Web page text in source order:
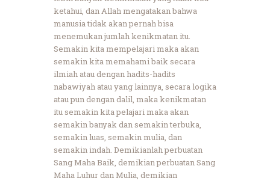
ketahui, dan Allah mengatakan bahwa
manusia tidak akan pernah bisa
menemukan jumlah kenikmatan itu.
Semakin kita mempelajari maka akan
semakin kita memahami baik secara
ilmiah atau dengan hadits-hadits
nabawiyah atau yang lainnya, secara logika
atau pun dengan dalil, maka kenikmatan
itu semakin kita pelajari maka akan
semakin banyak dan semakin terbuka,
semakin luas, semakin mulia, dan
semakin indah. Demikianlah perbuatan
Sang Maha Baik, demikian perbuatan Sang
Maha Luhur dan Mulia, demikian